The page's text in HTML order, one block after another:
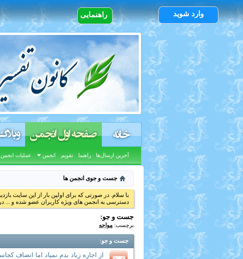
راهنمایی وارد شوید
خانه صفحه اول انجمن
آخرین ارسال‌ها راهنما تقویم انجمن عملیات انجمن
جست و جوی انجمن ها
با سلام. در صورتی که برای اولین بار از این سایت
دسترسی به انجمن های ویژه کاربران عضو شده و ...
جست و جو:
برچسب: مواجه
جست و جو:
از اجاره زیاد بدم نمیاد اما انصاف